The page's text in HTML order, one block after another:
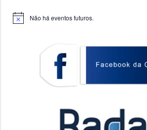
Notice Não há eventos futuros.